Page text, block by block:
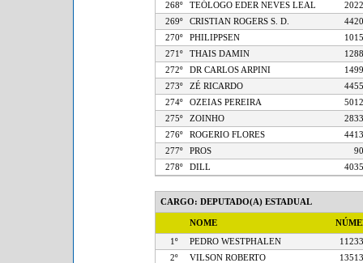
268º
TEÓLOGO EDER NEVES LEAL
269º
CRISTIAN ROGERS S. D.
270º
PHILIPPSEN
271º
THAIS DAMIN
272º
DR CARLOS ARPINI
273º
ZÉ RICARDO
274º
OZEIAS PEREIRA
275º
ZOINHO
276º
ROGERIO FLORES
277º
PROS
278º
DILL
CARGO: DEPUTADO(A) ESTADUAL
NOME
1º PEDRO WESTPHALEN
2º
VILSON ROBERTO